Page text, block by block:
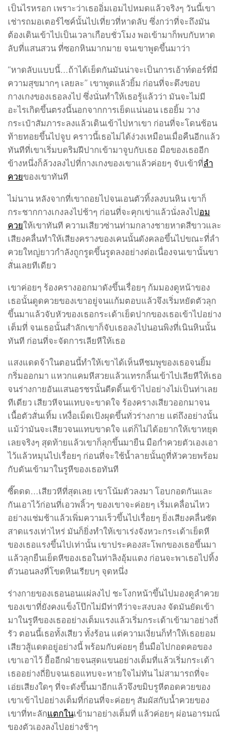
เป็นไรหรอก เพราะว่าเธออิ่มเอมไปหมดแล้วจริงๆ วันนี้เขา
เช่ารถมอเตอร์ไซค์นั้นไปเที่ยวที่หาดลับ ซึ่งกว่าที่จะถึงมัน
ต้องเดินเข้าไปเป็นเวลาเกือบชั่วโมง พอเข้ามาก็พบกับหาด
ลับที่แสนสวน ที่ซอกหินมากมาย จนเขาพูดขึ้นมาว่า
“หาดลับแบบนี้…ถ้าได้เย็ดกันมันน่าจะเป็นการเอ้าท์ดอร์ที่มี
ความสุขมากๆ เลยละ” เขาพูดแล้วยิ้ม ก่อนที่จะดึงขอบ
กางเกงของเธอลงไป ซึ่งนั่นทำให้เธอรู้แล้วว่า มันจะไม่มี
อะไรเกิดขึ้นตรงนี้นอกจากการเย็ดแน่นอน เธอยิ้ม วาง
กระเป๋าสัมภาระลงแล้วเดินเข้าไปหาเขา ก่อนที่จะโดนช้อน
ท้ายทอยขึ้นไปจูบ คราวนี้เธอไม่ได้ง่วงเหมือนเมื่อคืนอีกแล้ว
ทันทีที่เขาเริ่มบดริมฝีปากเข้ามาจูบกับเธอ มือของเธออีก
ข้างหนึ่งก็ล้วงลงไปที่กางเกงของเขาแล้วค่อยๆ จับเข้าที่ลำ
ควยของเขาทันที
ไม่นาน หลังจากที่เขาถอยไปจนเอนตัวทิ้งลงบนหิน เขาก็
กระชากกางเกงลงไปช้าๆ ก่อนที่จะคุกเข่าแล้วนั่งลงไปอม
ควยให้เขาทันที ความเสียวซ่านท่ามกลางชายหาดสีขาวและ
เสียงคลื่นทำให้เสียงครางของเคนนั้นดังคลอขึ้นไปขณะที่ลำ
ควยใหญ่ยาวกำลังถูกรูดขึ้นรูดลงอย่างต่อเนื่องจนเขานั้นขา
สั่นเลยทีเดียว
เขาค่อยๆ ร้องครางออกมาดังขึ้นเรื่อยๆ ก้มมองดูหน้าของ
เธอนั้นดูดควยของเขาอยู่จนแก้มตอบแล้วจึงเริ่มหยัดตัวลุก
ขึ้นมาแล้วจับหัวของเธอกระเด้าเย็ดปากของเธอเข้าไปอย่าง
เต็มที่ จนเธอนั้นสำลักเขาก็จับเธอลงไปนอนพิงที่เนินหินนั้น
ทันที ก่อนที่จะจัดการเลียหีให้เธอ
แสงแดดจ้าในตอนนี้ทำให้เขาได้เห็นหีชมพูของเธอจนยิ้ม
กริ่มออกมา แหวกแคมหีสวยแล้วแทรกลิ้นเข้าไปเลียหีให้เธอ
จนร่างกายอันแสนอรชรนั้นดีดดิ้นเข้าไปอย่างไม่เป็นท่าเลย
ทีเดียว เสียวหีจนแทบจะขาดใจ ร้องครางเสียวออกมาจน
เนื้อตัวสั่นเทิ้ม เหงื่อเม็ดเป้งผุดขึ้นทั่วร่างกาย แต่ถึงอย่างนั้น
แม้ว่ามันจะเสียวจนแทบขาดใจ แต่ก็ไม่ได้อยากให้เขาหยุด
เลยจริงๆ สุดท้ายแล้วเขาก็ลุกขึ้นมายืน มือกำควยตัวเองเอา
ไว้แล้วหมุนไปเรื่อยๆ ก่อนที่จะใช้น้ำลายนั้นถูที่หัวควยพร้อม
กับดันเข้ามาในรูหีของเธอทันที
ซี๊ดดด…เสียวหีที่สุดเลย เขาโน้มตัวลงมา โอบกอดกันและ
กันเอาไว้ก่อนที่เอวพลิ้วๆ ของเขาจะค่อยๆ เริ่มเคลื่อนไหว
อย่างแช่มช้าแล้วเพิ่มความเร็วขึ้นไปเรื่อยๆ ยิ่งเสียงคลื่นซัด
สาดแรงเท่าไหร่ มันก็ยิ่งทำให้เขาเร่งจังหวะกระเด้าเย็ดหี
ของเธอแรงขึ้นไปเท่านั้น เขาประคองสะโพกของเธอขึ้นมา
แล้วลุกยืนเย็ดหีของเธอในท่าลิงอุ้มแตง ก่อนจะพาเธอไปทิ้ง
ตัวนอนลงที่โขดหินเรียบๆ จุดหนึ่ง
ร่างกายของเธอนอนแผ่ลงไป ชะโงกหน้าขึ้นไปมองดูลำควย
ของเขาที่ยังคงแข็งโป๊กไม่มีท่าทีว่าจะสงบลง จัดมันยัดเข้า
มาในรูหีของเธออย่างเต็มแรงแล้วเริ่มกระเด้าเข้ามาอย่างถี่
รัว ตอนนี้เธอทั้งเสียว ทั้งร้อน แต่ความเงี่ยนก็ทำให้เธอยอม
เสียวสู้แดดอยู่อย่างนี้ พร้อมกับค่อยๆ ยื่นมือไปกอดคอของ
เขาเอาไว้ ยื้ออีกฝ่ายจนสุดแขนอย่างเต็มที่แล้วเริ่มกระเด้า
เธออย่างถี่ยิบจนเธอแทบจะหายใจไม่ทัน ไม่สามารถที่จะ
เอ่ยเสียงใดๆ ที่จะดังขึ้นมาอีกแล้วจึงขมิบรูหีตอดควยของ
เขาเข้าไปอย่างเต็มที่ก่อนที่จะค่อยๆ สัมผัสกับน้ำควยของ
เขาที่ทะลักแตกในเข้ามาอย่างเต็มที่ แล้วค่อยๆ ผ่อนอารมณ์
ของตัวเองลงไปอย่างช้าๆ